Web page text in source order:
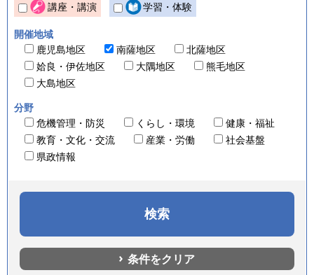
講座・講演 学習・体験
開催地域
鹿児島地区
南薩地区
北薩地区
姶良・伊佐地区
大隅地区
熊毛地区
大島地区
分野
危機管理・防災
くらし・環境
健康・福祉
教育・文化・交流
産業・労働
社会基盤
県政情報
条件をクリア